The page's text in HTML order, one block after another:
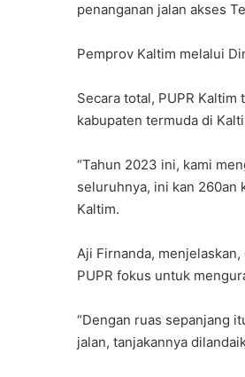
penanganan jalan akses
Pemprov Kaltim melalui
Secara total, PUPR
kabupaten termuda di
“Tahun 2023 ini, kami
seluruhnya, ini kan 260an
Kaltim.
Aji Firnanda,
PUPR fokus untuk
“Dengan ruas sepanjang
jalan, tanjakannya